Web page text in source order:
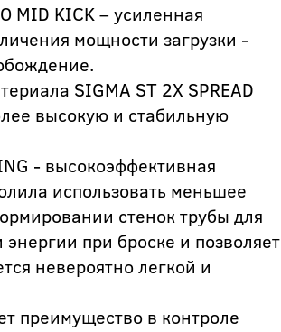
MID KICK – усиленная
мощности загрузки -
SIGMA ST 2X SPREAD
высокую и стабильную
- высокоэффективная
использовать меньшее
стенок трубы для
при броске и позволяет
невероятно легкой и
преимущество в контроле